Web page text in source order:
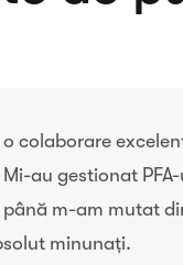
colaborare
au gestionat PFA-
m-am mutat
minunați.